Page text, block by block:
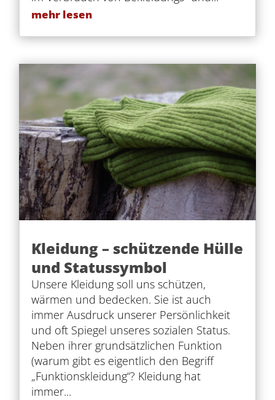
mehr lesen
Kleidung – schützende Hülle
und Statussymbol
Unsere Kleidung soll uns schützen,
wärmen und bedecken. Sie ist auch
immer Ausdruck unserer Persönlichkeit
und oft Spiegel unseres sozialen Status.
Neben ihrer grundsätzlichen Funktion
(warum gibt es eigentlich den Begriff
„Funktionskleidung“? Kleidung hat
immer...